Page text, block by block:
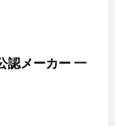
認メーカー 一